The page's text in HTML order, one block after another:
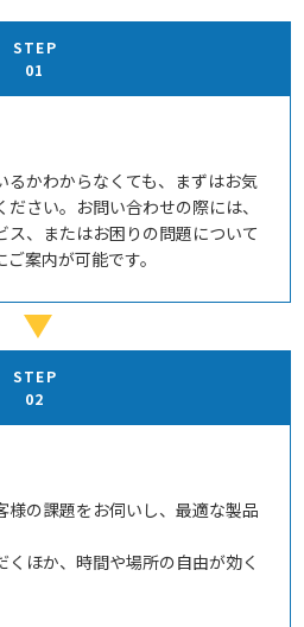
STEP
01
るかわからなくても、まずはお気
さい。お問い合わせの際には、
ス、またはお困りの問題について
案内が可能です。
STEP
02
様の課題をお伺いし、最適な製品
ほか、時間や場所の自由が効く